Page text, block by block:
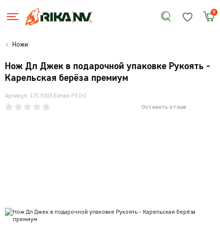
0
Ножи
Нож Дл Джек в подарочной упаковке Рукоять -
Карельская берёза премиум
Артикул: 171.5303 Elmax Р3 (п)
Оставить отзыв